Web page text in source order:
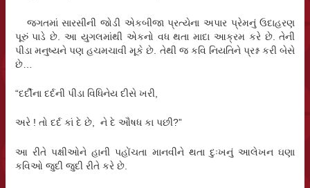
જગતમાં સારસીની જોડી એકબીજા પ્રત્યેના અપાર પ્રેમનું ઉદાહરણ
પૂરું પાડે છે. આ યુગલમાંથી એકનો વધ થતા માદા આક્રમ કરે છે. તેની
પીડા મનુષ્યને પણ હચમચાવી મૂકે છે. તેથી જ કવિ નિયતિને પ્રશ્ન કરી બેસે
છે…
“દર્દીના દર્દની પીડા વિધિનેય દીસે ખરી,
અરે ! તો દર્દ કાં દે છે, ને દે ઔષધ કા પછી?”
આ રીતે પક્ષીઓને હાની પહોંચતા માનવીને થતા દુઃખનું આલેખન ઘણા
કવિઓ જુદી જુદી રીતે કરે છે.